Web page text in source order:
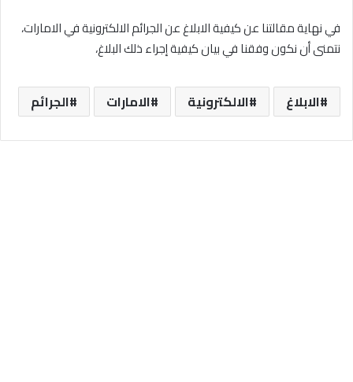
في نهاية مقالتنا عن كيفية الابلاغ عن الجرائم الالكترونية في الامارات،
نتمنى أن نكون وفقنا في بيان كيفية إجراء ذلك البلاغ،
الابلاغ الالكترونية الامارات الجرائم